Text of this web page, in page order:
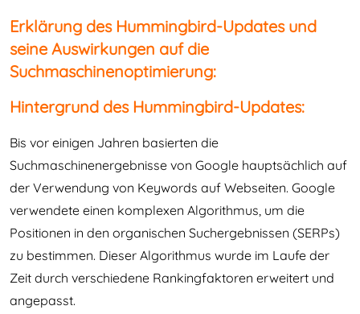
Erklärung des Hummingbird-Updates und
seine Auswirkungen auf die
Suchmaschinenoptimierung:
Hintergrund des Hummingbird-Updates:
Bis vor einigen Jahren basierten die
Suchmaschinenergebnisse von Google hauptsächlich auf
der Verwendung von Keywords auf Webseiten. Google
verwendete einen komplexen Algorithmus, um die
Positionen in den organischen Suchergebnissen (SERPs)
zu bestimmen. Dieser Algorithmus wurde im Laufe der
Zeit durch verschiedene Rankingfaktoren erweitert und
angepasst.